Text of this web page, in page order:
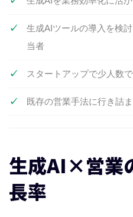
戦略設計の基本
成功事例とベストプ
事例A：中堅
今すぐAI営業
よくある質問（FAQ）
生成AIツールの導入を検
当者
スタートアップで少人数
既存の営業手法に行き詰
生成AI×営業
長率